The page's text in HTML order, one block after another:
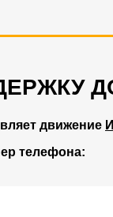
движение
телефона: